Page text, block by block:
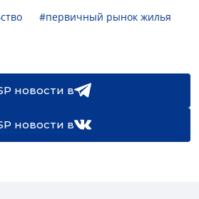
#первичный рынок жилья
новости в
новости в